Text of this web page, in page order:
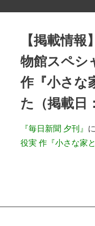
【掲載情
物館スペ
作『小さな
た（掲載日
『毎日新聞 夕刊』
役実 作『小さな家